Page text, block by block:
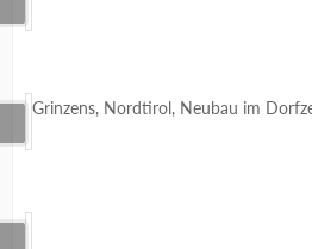
Grinzens, Nordtirol, Neubau im